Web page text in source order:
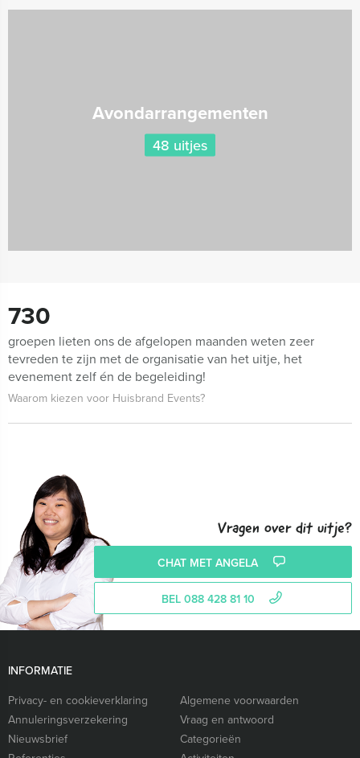
Avondarrangementen
48 uitjes
730
groepen lieten ons de afgelopen maanden weten zeer
tevreden te zijn met de organisatie van het uitje, het
evenement zelf én de begeleiding!
Waarom kiezen voor Huisbrand Events?
Vragen over dit uitje?
CHAT MET ANGELA
BEL 088 428 81 10
INFORMATIE
Privacy- en cookieverklaring
Algemene voorwaarden
Annuleringsverzekering
Vraag en antwoord
Nieuwsbrief
Categorieën